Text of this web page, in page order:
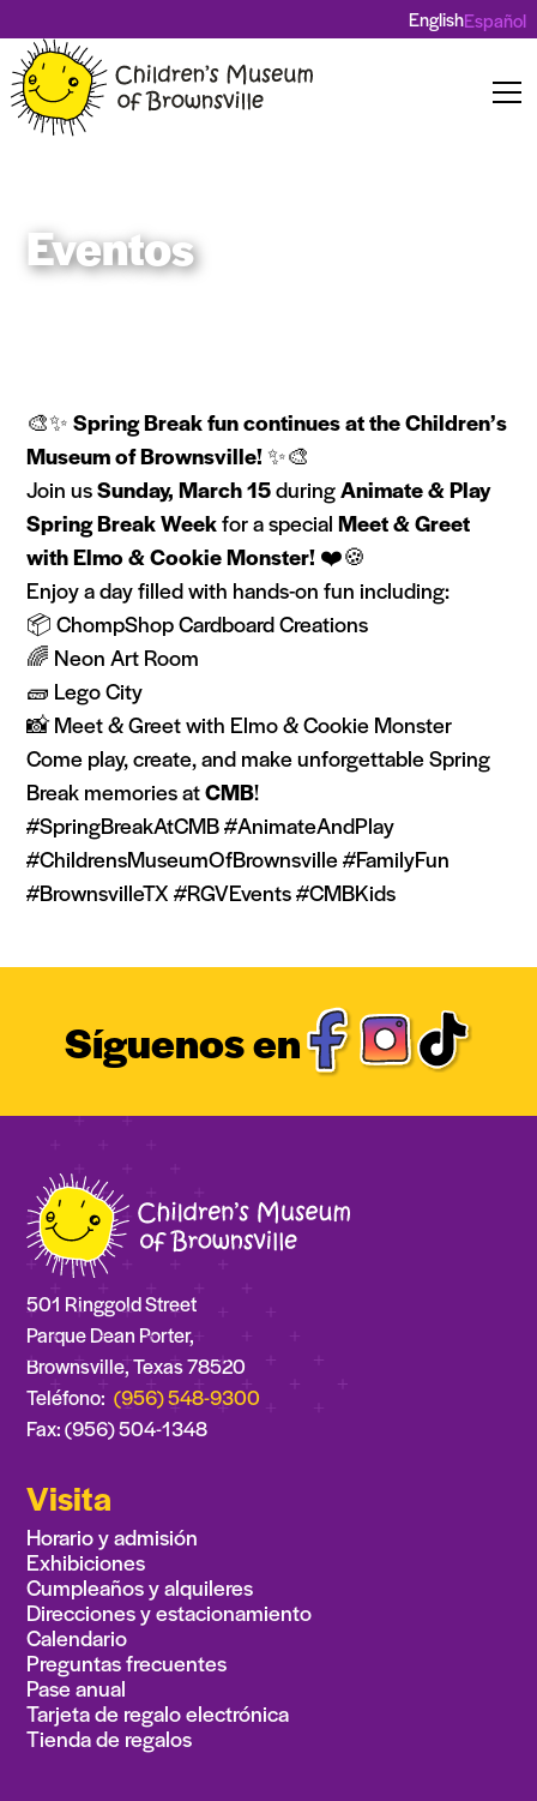
EnglishEspañol
Eventos
🎨✨Spring Break fun continues at the Children’s
Museum of Brownsville! ✨🎨
Join usSunday, March 15duringAnimate & Play
Spring Break Weekfor a specialMeet & Greet
with Elmo & Cookie Monster! ❤️🍪
Enjoy a day filled with hands-on fun including:
📦 ChompShop Cardboard Creations
🌈 Neon Art Room
🧱 Lego City
📸 Meet & Greet with Elmo & Cookie Monster
Come play, create, and make unforgettable Spring
Break memories atCMB!
#SpringBreakAtCMB #AnimateAndPlay
#ChildrensMuseumOfBrownsville #FamilyFun
#BrownsvilleTX #RGVEvents #CMBKids
Síguenos en
501 Ringgold Street
Parque Dean Porter,
Brownsville, Texas 78520
Teléfono:(956) 548-9300
Fax: (956) 504-1348
Visita
Horario y admisión
Exhibiciones
Cumpleaños y alquileres
Direcciones y estacionamiento
Calendario
Preguntas frecuentes
Pase anual
Tarjeta de regalo electrónica
Tienda de regalos